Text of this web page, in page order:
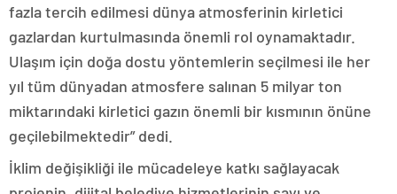
fazla tercih edilmesi dünya atmosferinin kirletici
gazlardan kurtulmasında önemli rol oynamaktadır.
Ulaşım için doğa dostu yöntemlerin seçilmesi ile her
yıl tüm dünyadan atmosfere salınan 5 milyar ton
miktarındaki kirletici gazın önemli bir kısmının önüne
geçilebilmektedir” dedi.
İklim değişikliği ile mücadeleye katkı sağlayacak